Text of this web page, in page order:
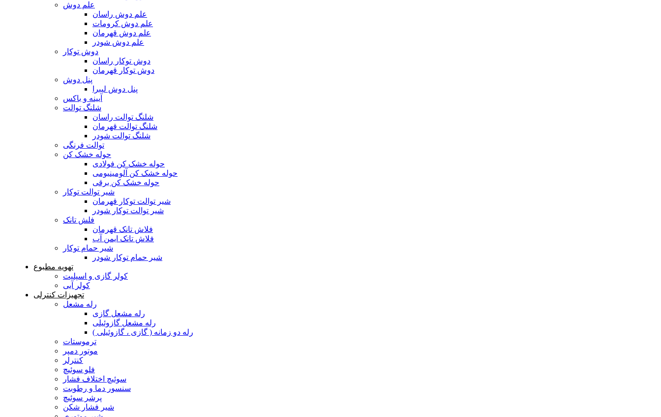
علم دوش
علم دوش راسان
علم دوش کرومات
علم دوش قهرمان
علم دوش شودر
دوش توکار
دوش توکار راسان
دوش توکار قهرمان
پنل دوش
پنل دوش لیبرا
آیینه و باکس
شلنگ توالت
شلنگ توالت راسان
شلنگ توالت قهرمان
شلنگ توالت شودر
توالت فرنگی
حوله خشک کن
حوله خشک کن فولادی
حوله خشک کن آلومینیومی
حوله خشک کن برقی
شیر توالت توکار
شیر توالت توکار قهرمان
شیر توالت توکار شودر
فلش تانک
فلاش تانک قهرمان
فلاش تانک ایمن آب
شیر حمام توکار
شیر حمام توکار شودر
تهویه مطبوع
کولر گازی و اسپلیت
کولر آبی
تجهیزات کنترلی
رله مشعل
رله مشعل گازی
رله مشعل گازوئیلی
رله دو زمانه ( گازی ، گازوئیلی )
ترموستات
موتور دمپر
کنترلر
فلو سوئیچ
سوئیچ اختلاف فشار
سنسور دما و رطوبت
پرشر سوئیچ
شیر فشار شکن